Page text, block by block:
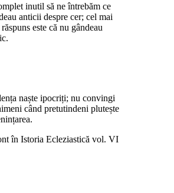
inutil să ne întrebăm ce
anticii despre cer; cel mai
este că nu gândeau
naște ipocriți; nu convingi
când pretutindeni plutește
în Istoria Ecleziastică vol. VI